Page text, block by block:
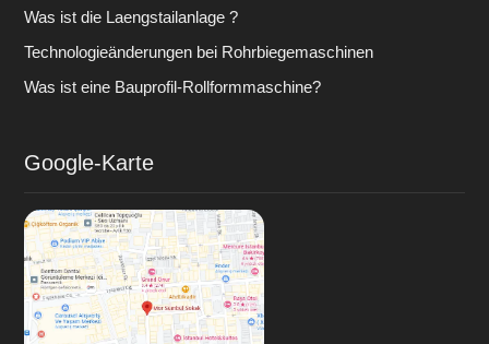
Was ist die Laengstailanlage ?
Technologieänderungen bei Rohrbiegemaschinen
Was ist eine Bauprofil-Rollformmaschine?
Google-Karte